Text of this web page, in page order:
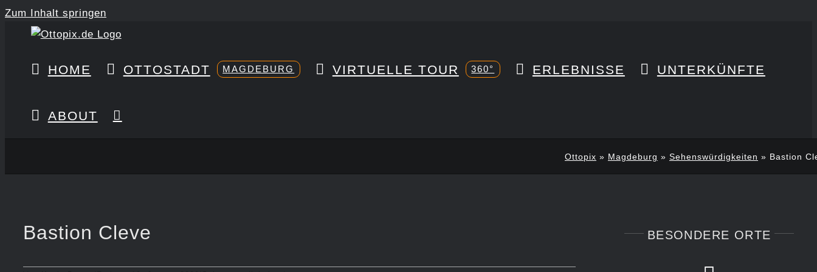
Zum Inhalt springen
HOME OTTOSTADT MAGDEBURG VIRTUELLE TOUR 360° ERLEBNISSE UNTERKÜNFTE
ABOUT
Ottopix » Magdeburg » Sehenswürdigkeiten » Bastion
Bastion Cleve BESONDERE ORTE